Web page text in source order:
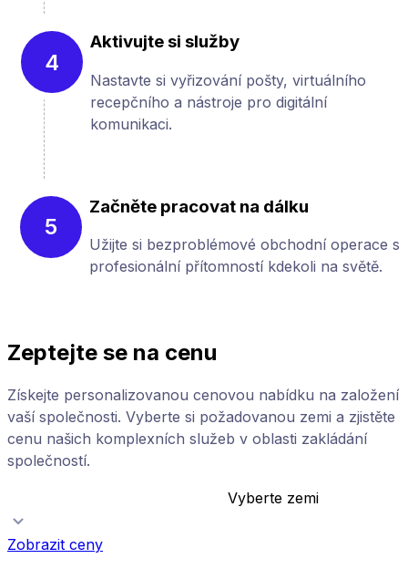
4
Aktivujte si služby
Nastavte si vyřizování pošty, virtuálního
recepčního a nástroje pro digitální
komunikaci.
5
Začněte pracovat na dálku
Užijte si bezproblémové obchodní operace s
profesionální přítomností kdekoli na světě.
Zeptejte se na cenu
Získejte personalizovanou cenovou nabídku na založení
vaší společnosti. Vyberte si požadovanou zemi a zjistěte
cenu našich komplexních služeb v oblasti zakládání
společností.
Vyberte zemi
Zobrazit ceny